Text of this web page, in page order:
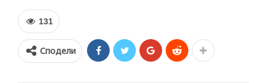
131
Сподели